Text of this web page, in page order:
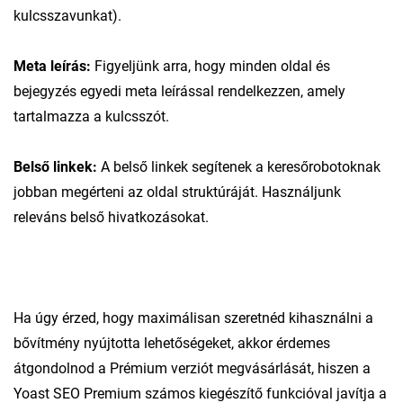
kulcsszavunkat).
Meta leírás: Figyeljünk arra, hogy minden oldal és
bejegyzés egyedi meta leírással rendelkezzen, amely
tartalmazza a kulcsszót.
Belső linkek: A belső linkek segítenek a keresőrobotoknak
jobban megérteni az oldal struktúráját. Használjunk
releváns belső hivatkozásokat.
Ha úgy érzed, hogy maximálisan szeretnéd kihasználni a
bővítmény nyújtotta lehetőségeket, akkor érdemes
átgondolnod a Prémium verziót megvásárlását, hiszen a
Yoast SEO Premium számos kiegészítő funkcióval javítja a